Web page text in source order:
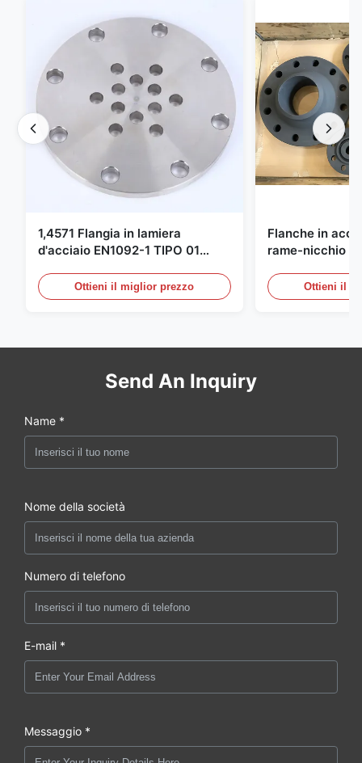
1,4571 Flangia in lamiera
d'acciaio EN1092-1 TIPO 01
Ottieni il miglior prezzo
Flanche in
rame-nicchio
carbonioOttieni il
Send An Inquiry
Name *
Nome della società
Numero di telefono
E-mail *
Messaggio *